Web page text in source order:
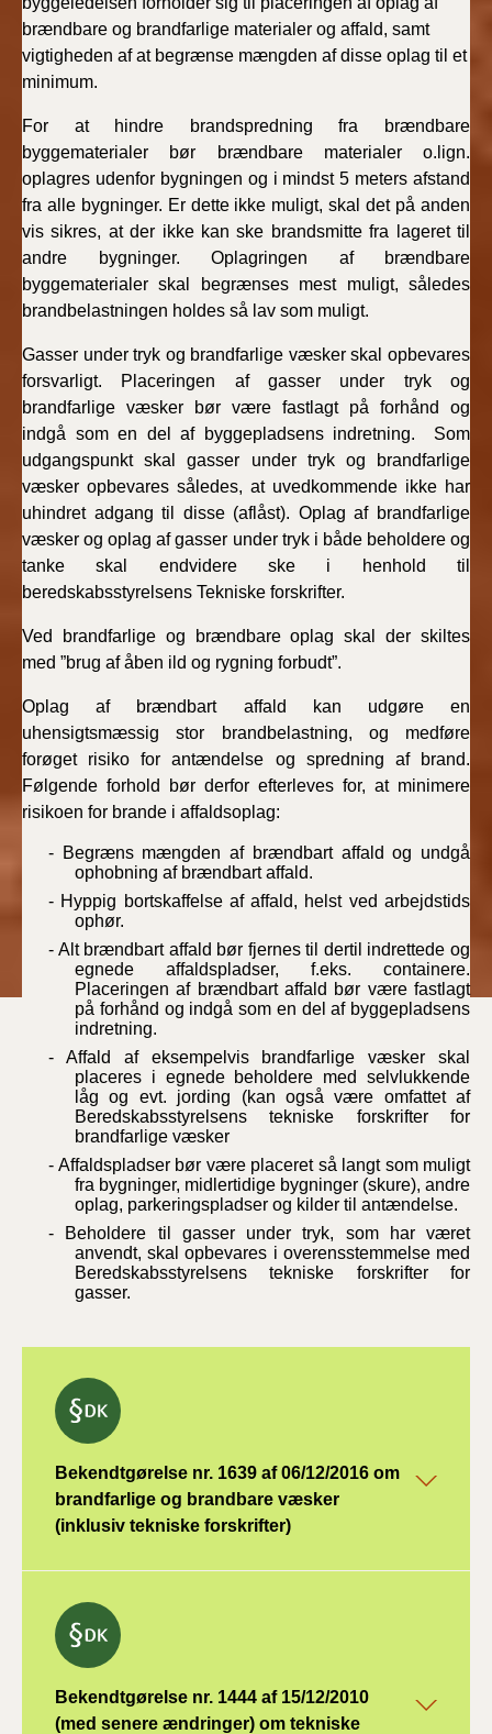
brændbare og brandfarlige materialer og affald, samt
vigtigheden af at begrænse mængden af disse oplag til et
minimum.
For at hindre brandspredning fra brændbare
byggematerialer bør brændbare materialer o.lign.
oplagres udenfor bygningen og i mindst 5 meters afstand
fra alle bygninger. Er dette ikke muligt, skal det på anden
vis sikres, at der ikke kan ske brandsmitte fra lageret til
andre bygninger. Oplagringen af brændbare
byggematerialer skal begrænses mest muligt, således
brandbelastningen holdes så lav som muligt.
Gasser under tryk og brandfarlige væsker skal opbevares
forsvarligt. Placeringen af gasser under tryk og
brandfarlige væsker bør være fastlagt på forhånd og
indgå som en del af byggepladsens indretning. Som
udgangspunkt skal gasser under tryk og brandfarlige
væsker opbevares således, at uvedkommende ikke har
uhindret adgang til disse (aflåst). Oplag af brandfarlige
væsker og oplag af gasser under tryk i både beholdere og
tanke skal endvidere ske i henhold til
beredskabsstyrelsens Tekniske forskrifter.
Ved brandfarlige og brændbare oplag skal der skiltes
med ”brug af åben ild og rygning forbudt”.
Oplag af brændbart affald kan udgøre en
uhensigtsmæssig stor brandbelastning, og medføre
forøget risiko for antændelse og spredning af brand.
Følgende forhold bør derfor efterleves for, at minimere
risikoen for brande i affaldsoplag:
- Begræns mængden af brændbart affald og undgå
ophobning af brændbart affald.
- Hyppig bortskaffelse af affald, helst ved arbejdstids
ophør.
- Alt brændbart affald bør fjernes til dertil indrettede og
egnede affaldspladser, f.eks. containere.
Placeringen af brændbart affald bør være fastlagt
på forhånd og indgå som en del af byggepladsens
indretning.
- Affald af eksempelvis brandfarlige væsker skal
placeres i egnede beholdere med selvlukkende
låg og evt. jording (kan også være omfattet af
Beredskabsstyrelsens tekniske forskrifter for
brandfarlige væsker
- Affaldspladser bør være placeret så langt som muligt
fra bygninger, midlertidige bygninger (skure), andre
oplag, parkeringspladser og kilder til antændelse.
- Beholdere til gasser under tryk, som har været
anvendt, skal opbevares i overensstemmelse med
Beredskabsstyrelsens tekniske forskrifter for
gasser.
Bekendtgørelse nr. 1639 af 06/12/2016 om
brandfarlige og brandbare væsker
(inklusiv tekniske forskrifter)
Bekendtgørelse nr. 1444 af 15/12/2010
(med senere ændringer) om tekniske